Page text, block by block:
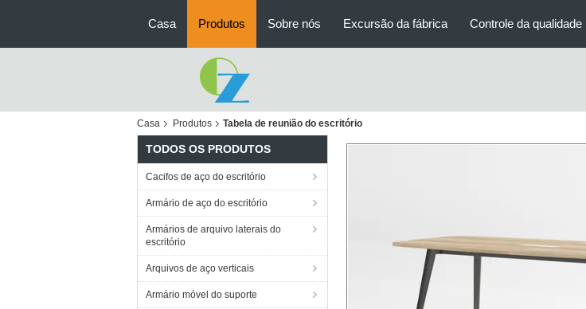
Casa Produtos Sobre nós Excursão da fábrica Controle da qualidade
Casa Produtos Tabela de reunião do escritório
TODOS OS PRODUTOS
Cacifos de aço do escritório
Armário de aço do escritório
Armários de arquivo laterais do
escritório
Arquivos de aço verticais
Armário móvel do suporte